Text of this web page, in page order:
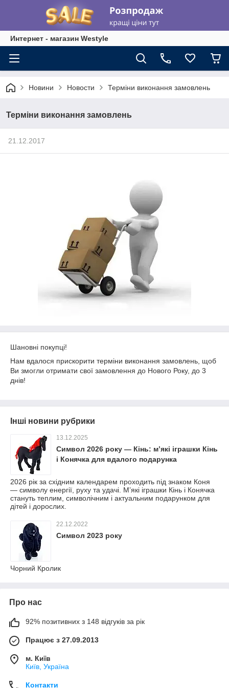
Интернет - магазин Westyle
Новини Новости Терміни виконання замовлень
Терміни виконання замовлень
21.12.2017
Шановні покупці!
Нам вдалося прискорити терміни виконання замовлень, щоб
Ви змогли отримати свої замовлення до Нового Року, до 3
днів!
Інші новини рубрики
13.12.2025
Символ 2026 року — Кінь: м’які іграшки Кінь
і Конячка для вдалого подарунка
2026 рік за східним календарем проходить під знаком Коня
— символу енергії, руху та удачі. М’які іграшки Кінь і Конячка
стануть теплим, символічним і актуальним подарунком для
дітей і дорослих.
22.12.2022
Символ 2023 року
Чорний Кролик
Про нас
92% позитивних з 148 відгуків за рік
Працює з 27.09.2013
м. Київ
Київ, Україна
Контакти